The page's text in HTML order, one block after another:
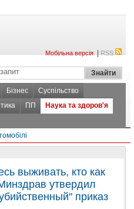
Мобільна версія|RSS
Бізнес
Суспільство
ПП
Наука та здоров'я
выживать, кто как
утвердил
приказ